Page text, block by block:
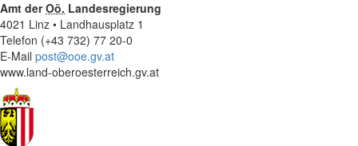
Amt derOö. Landesregierung
4021 Linz • Landhausplatz 1
Telefon (+43 732) 77 20-0
E-Mail post@ooe.gv.at
www.land-oberoesterreich.gv.at